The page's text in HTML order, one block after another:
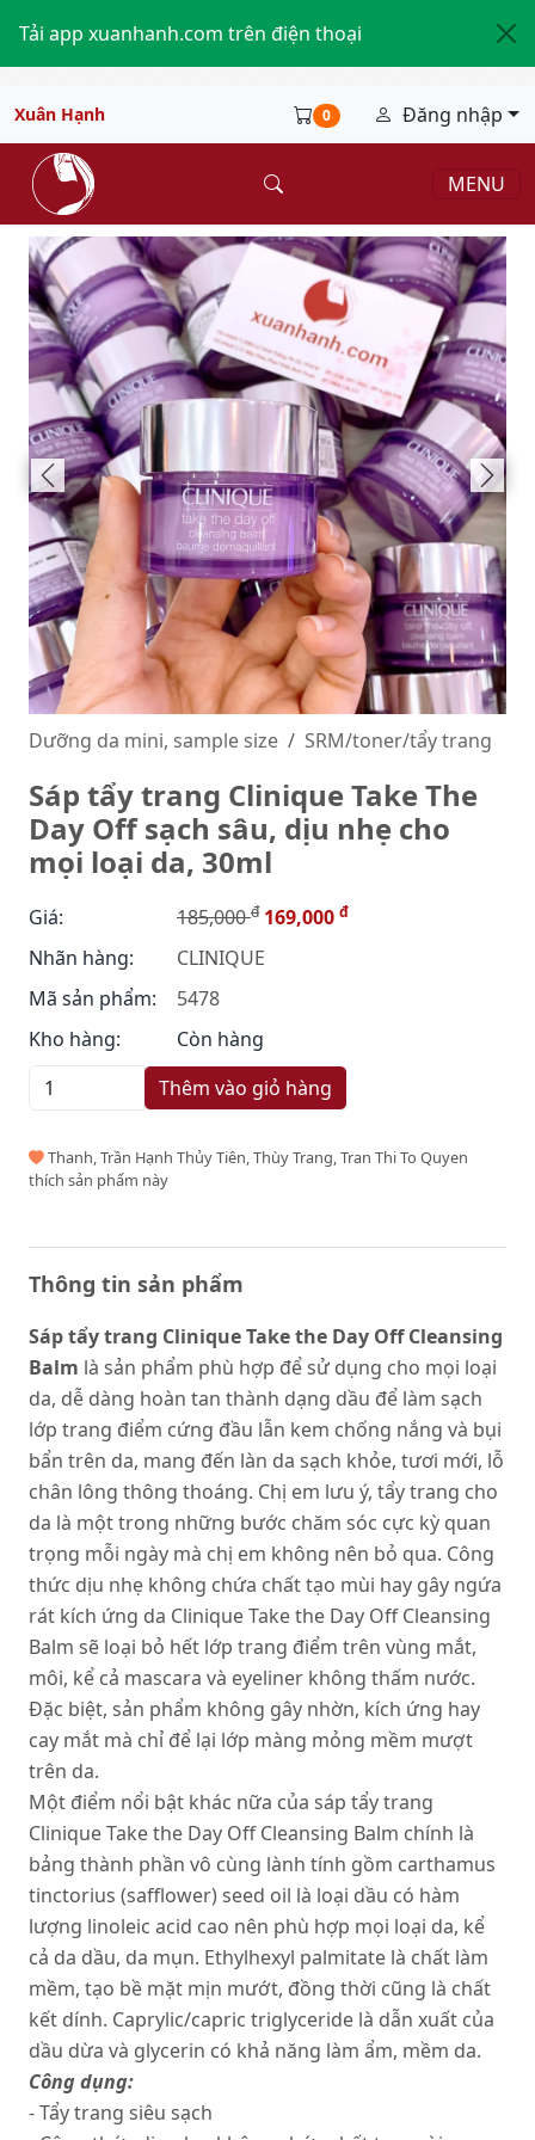
Tải app xuanhanh.com trên điện thoại
Xuân Hạnh 0 Đăng nhập
MENU
Dưỡng da mini, sample size SRM/toner/tẩy trang
Sáp tẩy trang Clinique Take The
Day Off sạch sâu, dịu nhẹ cho
mọi loại da, 30ml
Giá: 185,000đ 169,000 đ
Nhãn hàng:
CLINIQUE
Mã sản phẩm:
5478
Kho hàng:
Còn hàng
Thêm vào giỏ hàng
Thanh, Trần Hạnh Thủy Tiên, Thùy Trang, Tran Thi To Quyen
thích sản phẩm này
Thông tin sản phẩm
Sáp tẩy trang Clinique Take the Day Off Cleansing
Balm là sản phẩm phù hợp để sử dụng cho mọi loại
da, dễ dàng hoàn tan thành dạng dầu để làm sạch
lớp trang điểm cứng đầu lẫn kem chống nắng và bụi
bẩn trên da, mang đến làn da sạch khỏe, tươi mới, lỗ
chân lông thông thoáng. Chị em lưu ý, tẩy trang cho
da là một trong những bước chăm sóc cực kỳ quan
trọng mỗi ngày mà chị em không nên bỏ qua. Công
thức dịu nhẹ không chứa chất tạo mùi hay gây ngứa
rát kích ứng da Clinique Take the Day Off Cleansing
Balm sẽ loại bỏ hết lớp trang điểm trên vùng mắt,
môi, kể cả mascara và eyeliner không thấm nước.
Đặc biệt, sản phẩm không gây nhờn, kích ứng hay
cay mắt mà chỉ để lại lớp màng mỏng mềm mượt
trên da.
Một điểm nổi bật khác nữa của sáp tẩy trang
Clinique Take the Day Off Cleansing Balm chính là
bảng thành phần vô cùng lành tính gồm carthamus
tinctorius (safflower) seed oil là loại dầu có hàm
lượng linoleic acid cao nên phù hợp mọi loại da, kể
cả da dầu, da mụn. Ethylhexyl palmitate là chất làm
mềm, tạo bề mặt mịn mướt, đồng thời cũng là chất
kết dính. Caprylic/capric triglyceride là dẫn xuất của
dầu dừa và glycerin có khả năng làm ẩm, mềm da.
Công dụng:
- Tẩy trang siêu sạch